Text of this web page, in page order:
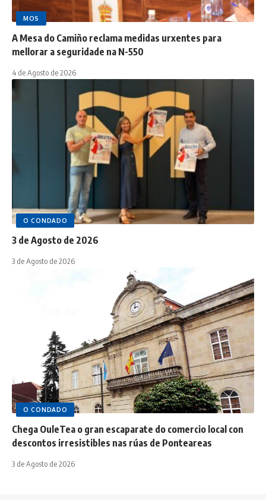
MOS
A Mesa do Camiño reclama medidas urxentes para
mellorar a seguridade na N-550
4 de Agosto de 2026
O CONDADO
3 de Agosto de 2026
3 de Agosto de 2026
O CONDADO
Chega OuleTea o gran escaparate do comercio local con
descontos irresistibles nas rúas de Ponteareas
3 de Agosto de 2026